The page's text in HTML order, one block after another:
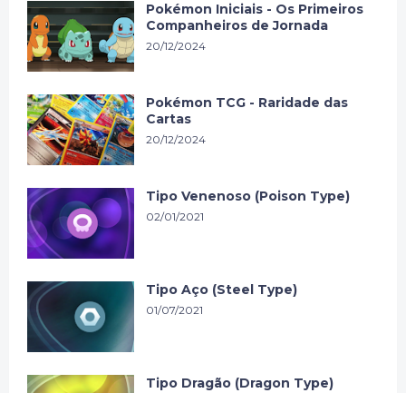
Pokémon Iniciais - Os Primeiros
Companheiros de Jornada
20/12/2024
Pokémon TCG - Raridade das
Cartas
20/12/2024
Tipo Venenoso (Poison Type)
02/01/2021
Tipo Aço (Steel Type)
01/07/2021
Tipo Dragão (Dragon Type)